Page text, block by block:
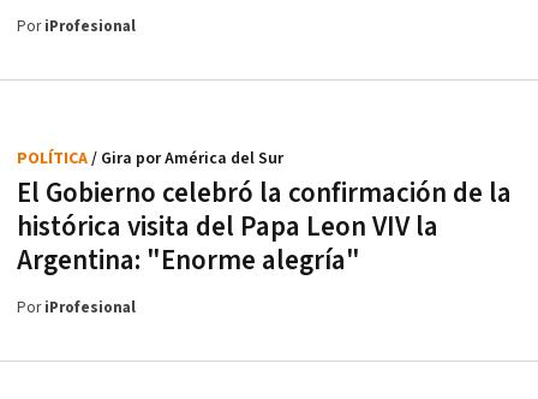
PoriProfesional
El Gobierno celebró la confirmación de la
histórica visita del Papa Leon VIV la
Argentina: "Enorme alegría"
POLÍTICA/ Gira por América del Sur
PoriProfesional